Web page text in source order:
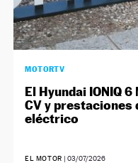
MOTORTV
El Hyundai IONIQ
CV y
eléctrico
EL MOTOR | 03/07/2026